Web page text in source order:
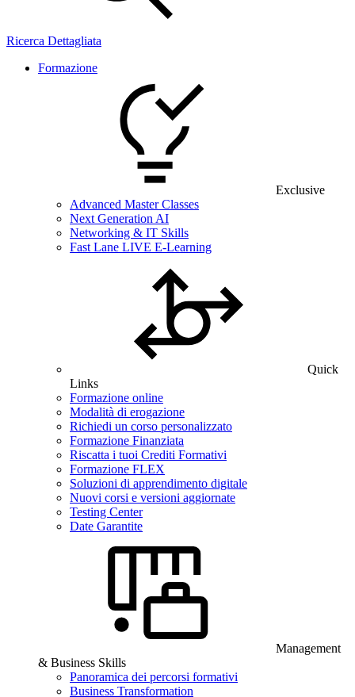
Ricerca Dettagliata
Formazione
Exclusive
Advanced Master Classes
Next Generation AI
Networking & IT Skills
Fast Lane LIVE E-Learning
Quick
Links
Formazione online
Modalità di erogazione
Richiedi un corso personalizzato
Formazione Finanziata
Riscatta i tuoi Crediti Formativi
Formazione FLEX
Soluzioni di apprendimento digitale
Nuovi corsi e versioni aggiornate
Testing Center
Date Garantite
Management
& Business Skills
Panoramica dei percorsi formativi
Business Transformation